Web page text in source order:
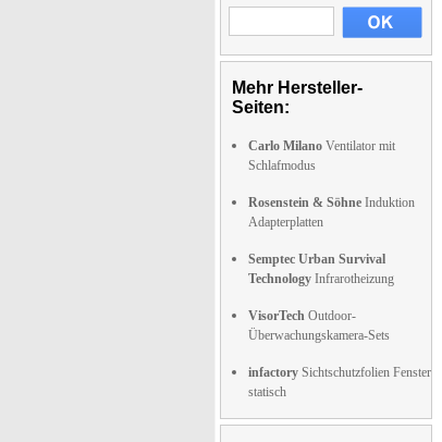
Mehr Hersteller-
Seiten:
Carlo Milano Ventilator mit
Schlafmodus
Rosenstein & Söhne Induktion
Adapterplatten
Semptec Urban Survival
Technology Infrarotheizung
VisorTech Outdoor-
Überwachungskamera-Sets
infactory Sichtschutzfolien Fenster
statisch